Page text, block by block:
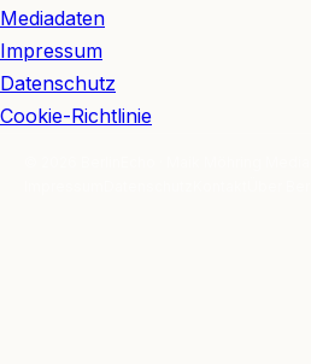
Mediadaten
Impressum
Datenschutz
Cookie-Richtlinie